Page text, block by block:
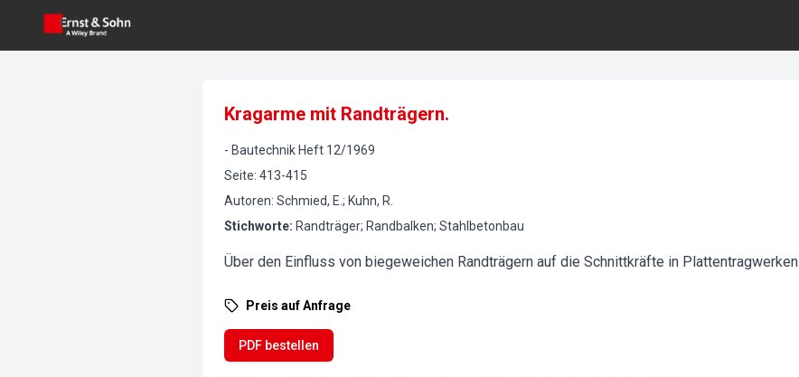
Kragarme mit Randträgern.
- Bautechnik Heft 12/1969
Seite: 413-415
Autoren: Schmied, E.; Kuhn, R.
Stichworte: Randträger; Randbalken; Stahlbetonbau
Über den Einfluss von biegeweichen Randträgern auf die Schnittkräfte in Plattentragwerken
Preis auf Anfrage
PDF bestellen